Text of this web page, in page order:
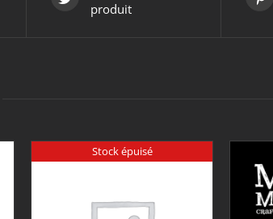
produit
Stock épuisé